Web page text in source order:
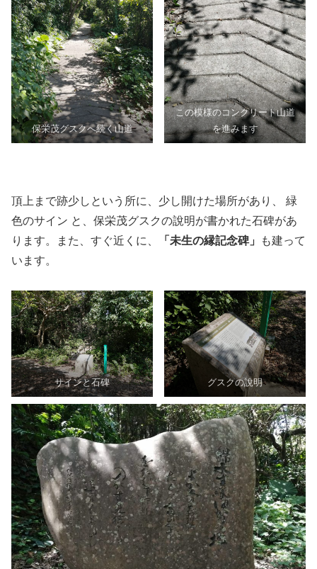
保栄茂グスクへ続く山道
この模様のコンクリート山道
を進みます
頂上まで跡少しという所に、少し開けた場所があり、 緑
色のサイン と、保栄茂グスクの說明が書かれた石碑があ
ります。また、すぐ近くに、
「未生の縁記念碑」
も建って
います。
サインと石碑 グスクの說明